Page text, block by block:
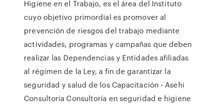
Higiene en el Trabajo, es el área del Instituto
cuyo objetivo primordial es promover al
prevención de riesgos del trabajo mediante
actividades, programas y campañas que deben
realizar las Dependencias y Entidades afiliadas
al régimen de la Ley, a fin de garantizar la
seguridad y salud de los Capacitación - Asehi
Consultoria Consultoría en seguridad e higiene